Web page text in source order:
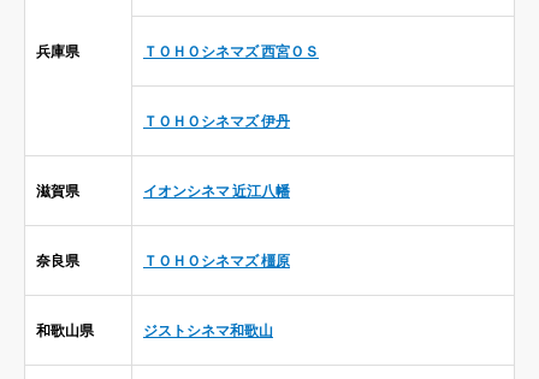
兵庫県 ＴＯＨＯシネマズ 西宮ＯＳ
ＴＯＨＯシネマズ 伊丹
滋賀県 イオンシネマ 近江八幡
奈良県 ＴＯＨＯシネマズ 橿原
和歌山県 ジストシネマ和歌山